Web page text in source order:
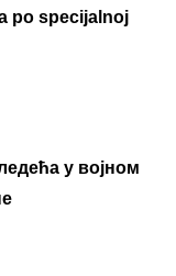
po specijalnoj
у војном